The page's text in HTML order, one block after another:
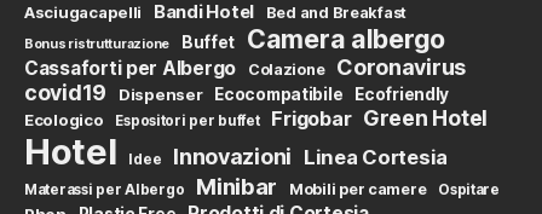
Asciugacapelli Bandi Hotel Bed and Breakfast
Bonus ristrutturazione Buffet Camera albergo
Cassaforti per Albergo Colazione
Coronavirus
covid19
Dispenser Ecocompatibile
Ecofriendly
Ecologico
Espositori per buffet Frigobar Green Hotel
Hotel Idee Innovazioni Linea Cortesia
Materassi per Albergo Minibar Mobili per camere Ospitare